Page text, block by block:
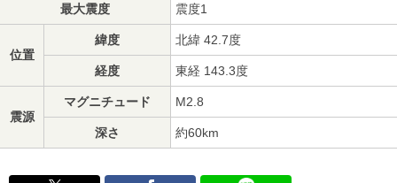
最大震度 震度1
位置
緯度 北緯 42.7度
経度 東経 143.3度
震源
マグニチュード M2.8
深さ 約60km